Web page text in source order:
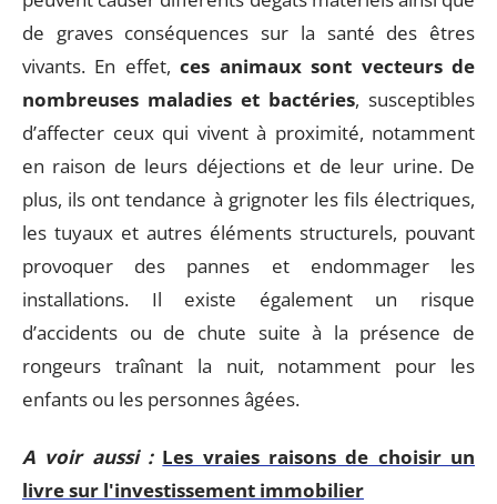
de graves conséquences sur la santé des êtres
vivants. En effet,ces animaux sont vecteurs de
nombreuses maladies et bactéries, susceptibles
d’affecter ceux qui vivent à proximité, notamment
en raison de leurs déjections et de leur urine. De
plus, ils ont tendance à grignoter les fils électriques,
les tuyaux et autres éléments structurels, pouvant
provoquer des pannes et endommager les
installations. Il existe également un risque
d’accidents ou de chute suite à la présence de
rongeurs traînant la nuit, notamment pour les
enfants ou les personnes âgées.
A voir aussi : Les vraies raisons de choisir un
livre sur l'investissement immobilier